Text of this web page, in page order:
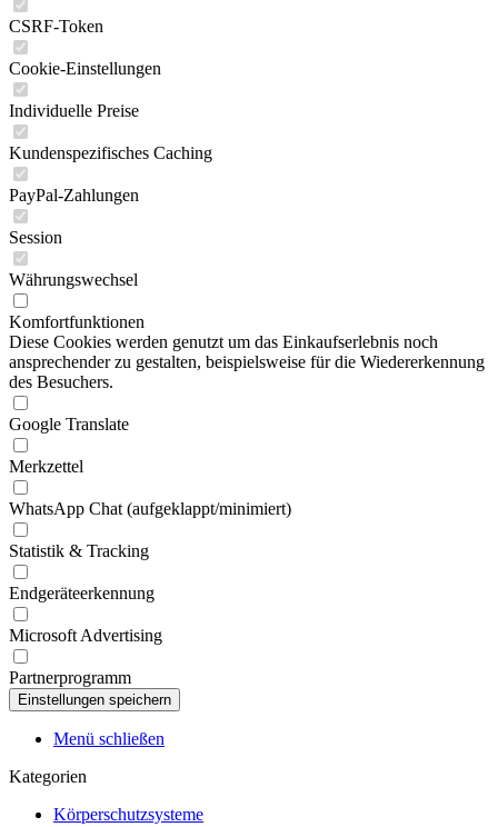
CSRF-Token
Cookie-Einstellungen
Individuelle Preise
Kundenspezifisches Caching
PayPal-Zahlungen
Session
Währungswechsel
Komfortfunktionen
Diese Cookies werden genutzt um das Einkaufserlebnis noch
ansprechender zu gestalten, beispielsweise für die Wiedererkennung
des Besuchers.
Google Translate
Merkzettel
WhatsApp Chat (aufgeklappt/minimiert)
Statistik & Tracking
Endgeräteerkennung
Microsoft Advertising
Partnerprogramm
Menü schließen
Kategorien
Körperschutzsysteme